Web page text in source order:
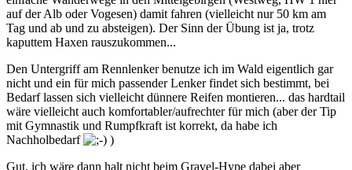
auf der Alb oder Vogesen) damit fahren (vielleicht nur 50 km am
Tag und ab und zu absteigen). Der Sinn der Übung ist ja, trotz
kaputtem Haxen rauszukommen...
Den Untergriff am Rennlenker benutze ich im Wald eigentlich gar
nicht und ein für mich passender Lenker findet sich bestimmt, bei
Bedarf lassen sich vielleicht dünnere Reifen montieren... das hardtail
wäre vielleicht auch komfortabler/aufrechter für mich (aber der Tip
mit Gymnastik und Rumpfkraft ist korrekt, da habe ich
Nachholbedarf
)
Gut, ich wäre dann halt nicht beim Gravel-Hype dabei aber